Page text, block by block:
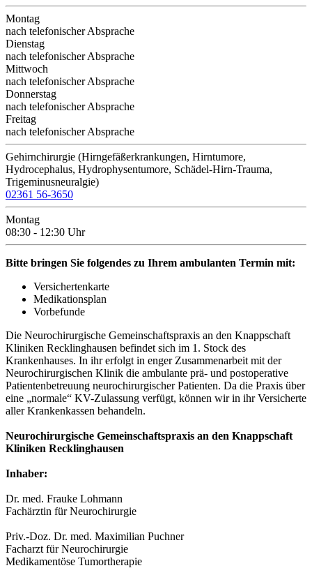
Montag
nach telefonischer Absprache
Dienstag
nach telefonischer Absprache
Mittwoch
nach telefonischer Absprache
Donnerstag
nach telefonischer Absprache
Freitag
nach telefonischer Absprache
Gehirnchirurgie (Hirngefäßerkrankungen, Hirntumore,
Hydrocephalus, Hydrophysentumore, Schädel-Hirn-Trauma,
Trigeminusneuralgie)
02361 56-3650
Montag
08:30 - 12:30 Uhr
Bitte bringen Sie folgendes zu Ihrem ambulanten Termin mit:
Versichertenkarte
Medikationsplan
Vorbefunde
Die Neurochirurgische Gemeinschaftspraxis an den Knappschaft
Kliniken Recklinghausen befindet sich im 1. Stock des
Krankenhauses. In ihr erfolgt in enger Zusammenarbeit mit der
Neurochirurgischen Klinik die ambulante prä- und postoperative
Patientenbetreuung neurochirurgischer Patienten. Da die Praxis über
eine „normale“ KV-Zulassung verfügt, können wir in ihr Versicherte
aller Krankenkassen behandeln.
Neurochirurgische Gemeinschaftspraxis an den Knappschaft
Kliniken Recklinghausen
Inhaber:
Dr. med. Frauke Lohmann
Fachärztin für Neurochirurgie
Priv.-Doz. Dr. med. Maximilian Puchner
Facharzt für Neurochirurgie
Medikamentöse Tumortherapie